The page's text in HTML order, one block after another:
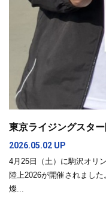
東京ライジングスタ
2026.05.02 UP
4月25日（土）に駒沢オリ
陸上2026が開催されまし
燦...